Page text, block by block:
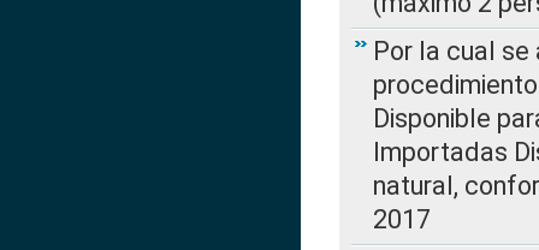
Por la cual
Disponible
Importadas
natural,
2017